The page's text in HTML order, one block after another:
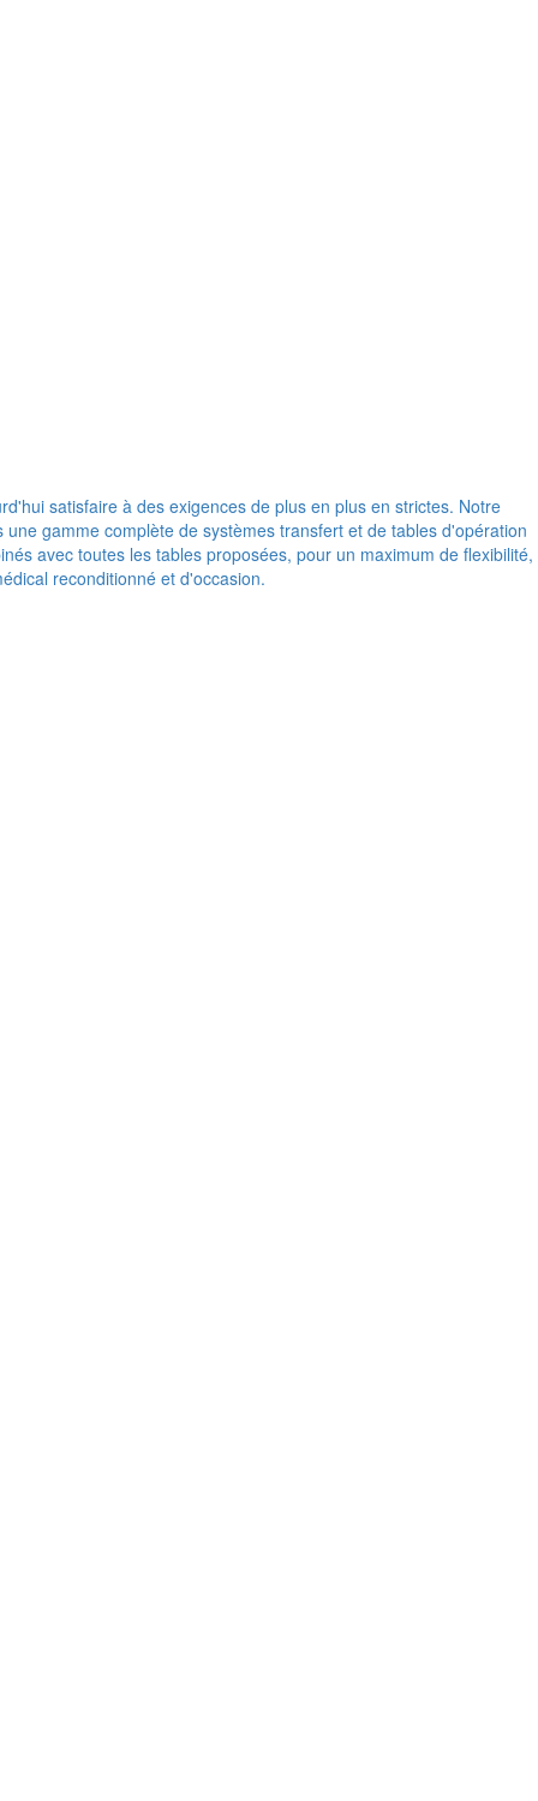
satisfaire à des exigences de plus en plus en strictes. Notre
gamme complète de systèmes transfert et de tables d'opération
avec toutes les tables proposées, pour un maximum de flexibilité,
reconditionné et d'occasion.